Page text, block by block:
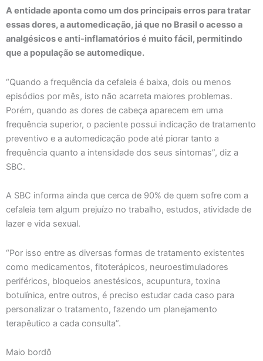
A entidade aponta como um dos principais erros para tratar
essas dores, a automedicação, já que no Brasil o acesso a
analgésicos e anti-inflamatórios é muito fácil, permitindo
que a população se automedique.
“Quando a frequência da cefaleia é baixa, dois ou menos
episódios por mês, isto não acarreta maiores problemas.
Porém, quando as dores de cabeça aparecem em uma
frequência superior, o paciente possui indicação de tratamento
preventivo e a automedicação pode até piorar tanto a
frequência quanto a intensidade dos seus sintomas”, diz a
SBC.
A SBC informa ainda que cerca de 90% de quem sofre com a
cefaleia tem algum prejuízo no trabalho, estudos, atividade de
lazer e vida sexual.
“Por isso entre as diversas formas de tratamento existentes
como medicamentos, fitoterápicos, neuroestimuladores
periféricos, bloqueios anestésicos, acupuntura, toxina
botulínica, entre outros, é preciso estudar cada caso para
personalizar o tratamento, fazendo um planejamento
terapêutico a cada consulta”.
Maio bordô